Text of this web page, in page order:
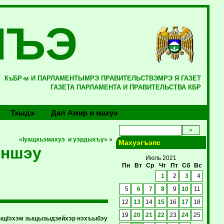
КъБР-м И ПАРЛАМЕНТЫМРЭ ПРАВИТЕЛЬСТВЭМРЭ Я ГАЗЕТ
ГАЗЕТА ПАРЛАМЕНТА И ПРАВИТЕЛЬСТВА КБР
Тхыдэ Дал Амир и махуэ
«Iуащхьэмахуэ и уэрдыхъу» »
зыщызыдзейхэр нэхъыбэу
Махуэгъэпс
Июль 2021
Пн
Вт Ср Чт Пт Сб
Вс
1
2 3 4
5 6 7 8 9 10 11
12 13 14 15 16 17 18
19 20 21 22 23 24
25